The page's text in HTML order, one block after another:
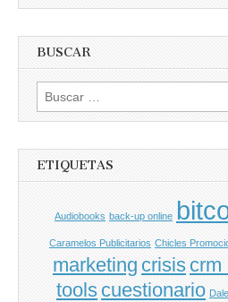
BUSCAR
Buscar
por:
ETIQUETAS
Audiobooks back-up online
Caramelos Publicitarios Chicles
marketing crisis crm
tools cuestionario